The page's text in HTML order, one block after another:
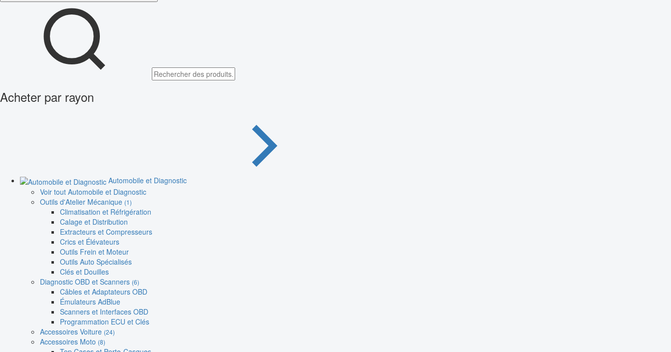
Acheter par rayon
Automobile et Diagnostic
Voir tout Automobile et Diagnostic
Outils d'Atelier Mécanique (1)
Climatisation et Réfrigération
Calage et Distribution
Extracteurs et Compresseurs
Crics et Élévateurs
Outils Frein et Moteur
Outils Auto Spécialisés
Clés et Douilles
Diagnostic OBD et Scanners (6)
Câbles et Adaptateurs OBD
Émulateurs AdBlue
Scanners et Interfaces OBD
Programmation ECU et Clés
Accessoires Voiture (24)
Accessoires Moto (8)